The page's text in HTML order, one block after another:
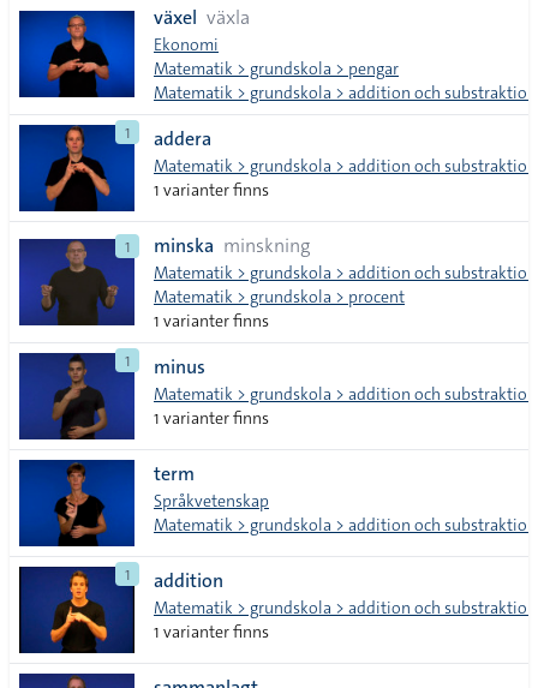
växel växla
Ekonomi
Matematik > grundskola > pengar
Matematik > grundskola > addition och substraktion
1
addera
Matematik > grundskola > addition och substraktion
1 varianter finns
1 minska minskning
Matematik > grundskola > addition och substraktion
Matematik > grundskola > procent
1 varianter finns
1
minus
Matematik > grundskola > addition och substraktion
1 varianter finns
term
Språkvetenskap
Matematik > grundskola > addition och substraktion
1 addition
Matematik > grundskola > addition och substraktion
1 varianter finns